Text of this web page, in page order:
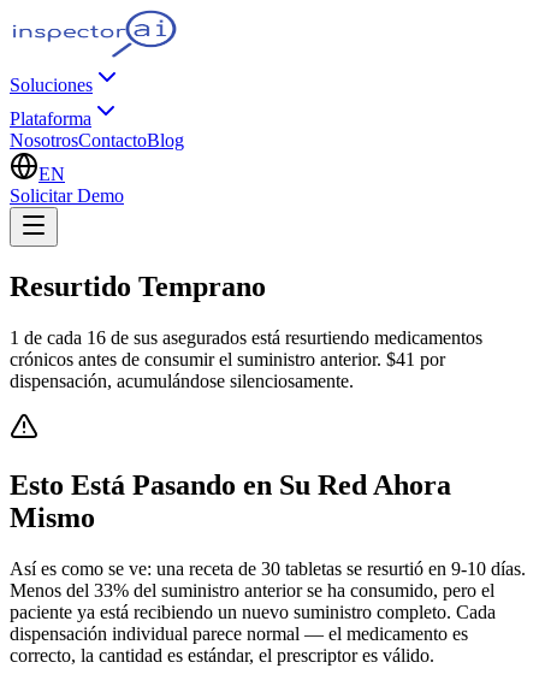
Soluciones
Plataforma
NosotrosContactoBlog
EN
Solicitar Demo
Resurtido Temprano
1 de cada 16 de sus asegurados está resurtiendo medicamentos
crónicos antes de consumir el suministro anterior. $41 por
dispensación, acumulándose silenciosamente.
Esto Está Pasando en Su Red Ahora
Mismo
Así es como se ve: una receta de 30 tabletas se resurtió en 9-10 días.
Menos del 33% del suministro anterior se ha consumido, pero el
paciente ya está recibiendo un nuevo suministro completo. Cada
dispensación individual parece normal — el medicamento es
correcto, la cantidad es estándar, el prescriptor es válido.